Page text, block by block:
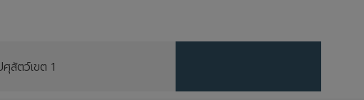
สัตว์เขต 1